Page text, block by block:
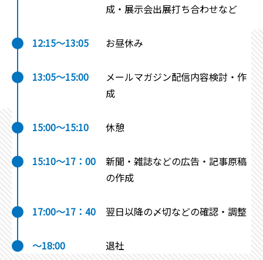
成・展示会出展打ち合わせなど
12:15～13:05 お昼休み
13:05～15:00
メールマガジン配信内容検討・作
成
15:00～15:10 休憩
15:10～17：00
新聞・雑誌などの広告・記事原稿
の作成
17:00～17：40 翌日以降の〆切などの確認・調整
～18:00 退社